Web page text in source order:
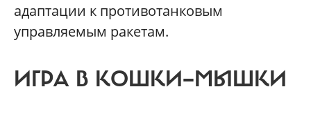
адаптации к противотанковым
управляемым ракетам.
ИГРА В КОШКИ—МЫШКИ